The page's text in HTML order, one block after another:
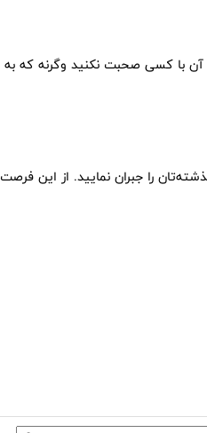
آن با کسی صحبت نکنید وگرنه که به
را جبران نمایید. از این فرصت